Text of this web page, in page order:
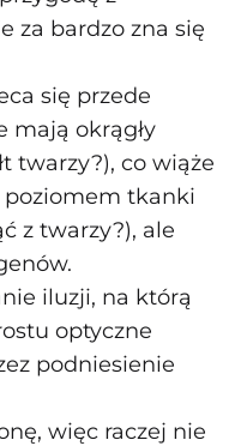
za bardzo zna się
się przede
mają okrągły
twarzy?), co wiąże
poziomem tkanki
z twarzy?), ale
iluzji, na którą
optyczne
podniesienie
więc raczej nie